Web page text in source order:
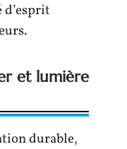
et lumière
durable,